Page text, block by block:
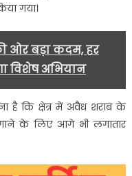
गया।
ओर बड़ा कदम, हर
विशेष अभियान
है कि क्षेत्र में अवैध शराब के
के लिए आगे भी लगातार